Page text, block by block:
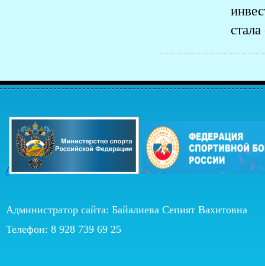
/
Администратор сайта: Байалиева Сепият Вахитовна
Телефон: 8 928 739 69 25